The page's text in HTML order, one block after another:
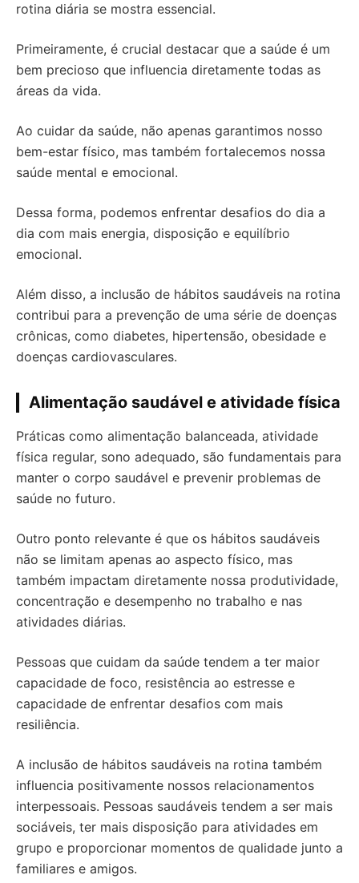
rotina diária se mostra essencial.
Primeiramente, é crucial destacar que a saúde é um
bem precioso que influencia diretamente todas as
áreas da vida.
Ao cuidar da saúde, não apenas garantimos nosso
bem-estar físico, mas também fortalecemos nossa
saúde mental e emocional.
Dessa forma, podemos enfrentar desafios do dia a
dia com mais energia, disposição e equilíbrio
emocional.
Além disso, a inclusão de hábitos saudáveis na rotina
contribui para a prevenção de uma série de doenças
crônicas, como diabetes, hipertensão, obesidade e
doenças cardiovasculares.
Alimentação saudável e atividade física
Práticas como alimentação balanceada, atividade
física regular, sono adequado, são fundamentais para
manter o corpo saudável e prevenir problemas de
saúde no futuro.
Outro ponto relevante é que os hábitos saudáveis
não se limitam apenas ao aspecto físico, mas
também impactam diretamente nossa produtividade,
concentração e desempenho no trabalho e nas
atividades diárias.
Pessoas que cuidam da saúde tendem a ter maior
capacidade de foco, resistência ao estresse e
capacidade de enfrentar desafios com mais
resiliência.
A inclusão de hábitos saudáveis na rotina também
influencia positivamente nossos relacionamentos
interpessoais. Pessoas saudáveis tendem a ser mais
sociáveis, ter mais disposição para atividades em
grupo e proporcionar momentos de qualidade junto a
familiares e amigos.